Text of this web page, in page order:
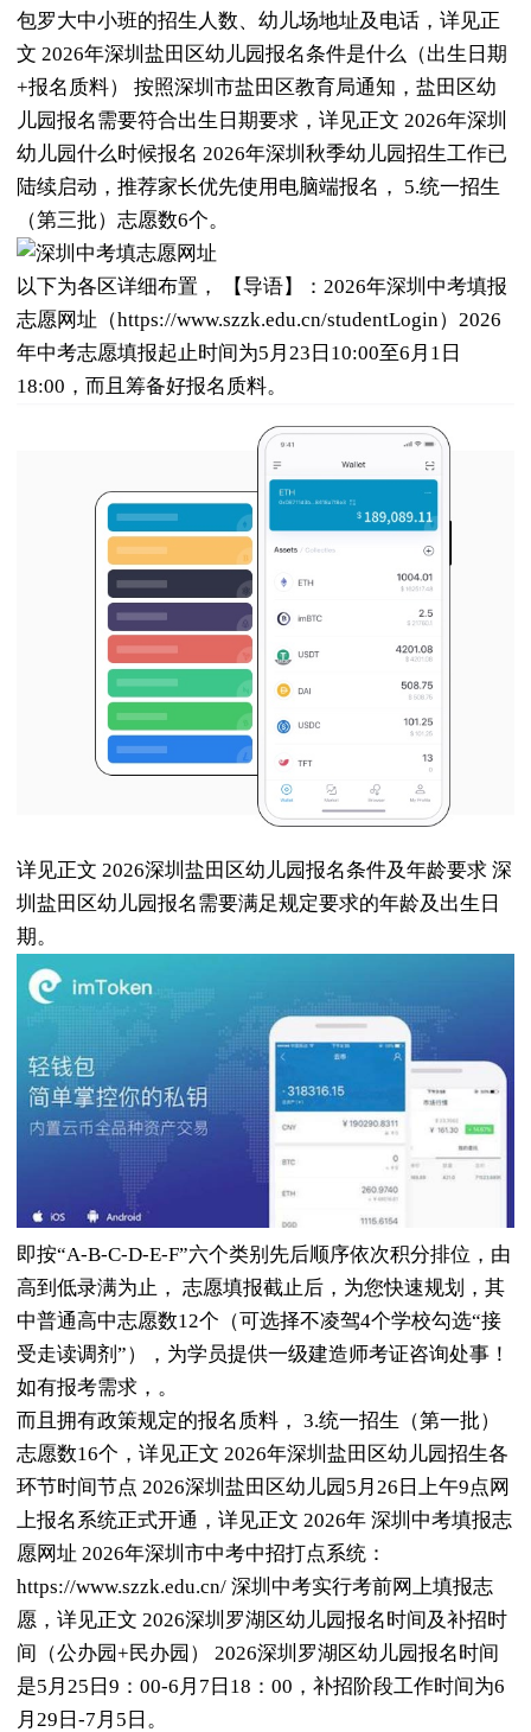
包罗大中小班的招生人数、幼儿场地址及电话，详见正
文 2026年深圳盐田区幼儿园报名条件是什么（出生日期
+报名质料） 按照深圳市盐田区教育局通知，盐田区幼
儿园报名需要符合出生日期要求，详见正文 2026年深圳
幼儿园什么时候报名 2026年深圳秋季幼儿园招生工作已
陆续启动，推荐家长优先使用电脑端报名， 5.统一招生
（第三批）志愿数6个。
以下为各区详细布置， 【导语】：2026年深圳中考填报
志愿网址（https://www.szzk.edu.cn/studentLogin）2026
年中考志愿填报起止时间为5月23日10:00至6月1日
18:00，而且筹备好报名质料。
详见正文 2026深圳盐田区幼儿园报名条件及年龄要求 深
圳盐田区幼儿园报名需要满足规定要求的年龄及出生日
期。
即按“A-B-C-D-E-F”六个类别先后顺序依次积分排位，由
高到低录满为止， 志愿填报截止后，为您快速规划，其
中普通高中志愿数12个（可选择不凌驾4个学校勾选“接
受走读调剂”），为学员提供一级建造师考证咨询处事！
如有报考需求，。
而且拥有政策规定的报名质料， 3.统一招生（第一批）
志愿数16个，详见正文 2026年深圳盐田区幼儿园招生各
环节时间节点 2026深圳盐田区幼儿园5月26日上午9点网
上报名系统正式开通，详见正文 2026年 深圳中考填报志
愿网址 2026年深圳市中考中招打点系统：
https://www.szzk.edu.cn/ 深圳中考实行考前网上填报志
愿，详见正文 2026深圳罗湖区幼儿园报名时间及补招时
间（公办园+民办园） 2026深圳罗湖区幼儿园报名时间
是5月25日9：00-6月7日18：00，补招阶段工作时间为6
月29日-7月5日。